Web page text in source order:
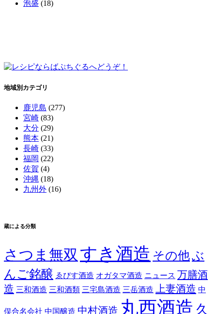
泡盛 (18)
地域別カテゴリ
鹿児島 (277)
宮崎 (83)
大分 (29)
熊本 (21)
長崎 (33)
福岡 (22)
佐賀 (4)
沖縄 (18)
九州外 (16)
蔵による分類
さつま無双 すき酒造 その他ぶ
んご銘醸 ゑびす酒造 オガタマ酒造 ニュース 万膳酒
造 三和酒造 三和酒類 三宅島酒造 三岳酒造 上妻酒造 中
俣合名会社 中国醸造 中村酒造 丸西酒造 久